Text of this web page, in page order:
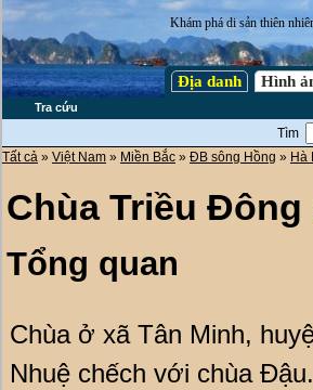
Khám phá di sản thiên
Địa danh Hình
Tra cứu
Tìm
Tất cả » Việt Nam » Miền Bắc » ĐB sông Hồng » Hà
Chùa Triều Đông
Tổng quan
Chùa ở xã Tân Minh,
Nhuệ chếch với chùa Đậu.